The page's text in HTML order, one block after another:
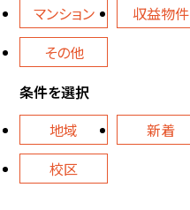
マンション
収益物件
その他
条件を選択
地域
新着
校区